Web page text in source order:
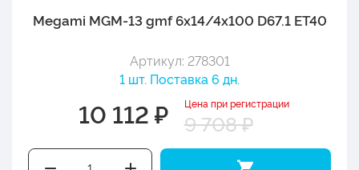
Megami MGM-13 gmf 6x14/4x100 D67.1 ET40
Артикул: 278301
1 шт. Поставка 6 дн.
10 112 ₽ Цена при регистрации
9 708 ₽